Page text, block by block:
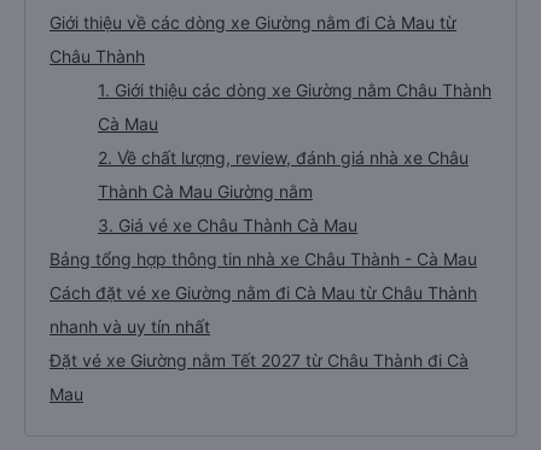
Giới thiệu về các dòng xe Giường nằm đi Cà Mau từ
Châu Thành
1. Giới thiệu các dòng xe Giường nằm Châu Thành
Cà Mau
2. Về chất lượng, review, đánh giá nhà xe Châu
Thành Cà Mau Giường nằm
3. Giá vé xe Châu Thành Cà Mau
Bảng tổng hợp thông tin nhà xe Châu Thành - Cà Mau
Cách đặt vé xe Giường nằm đi Cà Mau từ Châu Thành
nhanh và uy tín nhất
Đặt vé xe Giường nằm Tết 2027 từ Châu Thành đi Cà
Mau